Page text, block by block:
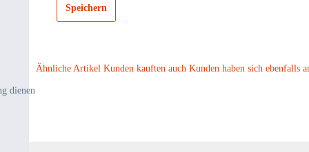
Speichern
Ähnliche Artikel Kunden kauften auch Kunden haben sich ebenfalls
dienen